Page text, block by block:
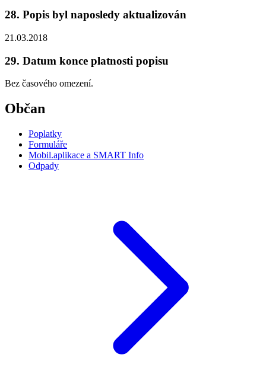
28. Popis byl naposledy aktualizován
21.03.2018
29. Datum konce platnosti popisu
Bez časového omezení.
Občan
Poplatky
Formuláře
Mobil.aplikace a SMART Info
Odpady